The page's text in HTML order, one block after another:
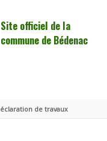
Site officiel de la
commune de Bédenac
de travaux